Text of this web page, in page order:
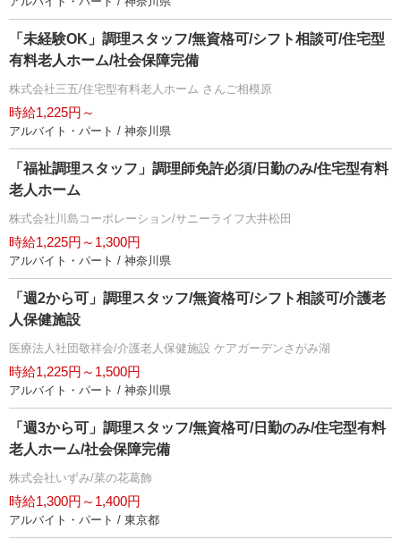
「未経験OK」調理スタッフ/無資格可/シフト相談可/住宅型
有料老人ホーム/社会保障完備
株式会社三五/住宅型有料老人ホーム さんご相模原
時給1,225円～
アルバイト・パート / 神奈川県
「福祉調理スタッフ」調理師免許必須/日勤のみ/住宅型有料
老人ホーム
株式会社川島コーポレーション/サニーライフ大井松田
時給1,225円～1,300円
アルバイト・パート / 神奈川県
「週2から可」調理スタッフ/無資格可/シフト相談可/介護老
人保健施設
医療法人社団敬祥会/介護老人保健施設 ケアガーデンさがみ湖
時給1,225円～1,500円
アルバイト・パート / 神奈川県
「週3から可」調理スタッフ/無資格可/日勤のみ/住宅型有料
老人ホーム/社会保障完備
株式会社いずみ/菜の花葛飾
時給1,300円～1,400円
アルバイト・パート / 東京都